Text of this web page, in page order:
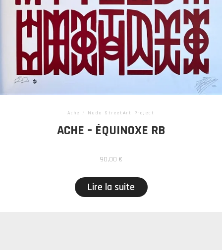
Ache Nudo StreetArt Project
ACHE – ÉQUINOXE RB
90,00 €
Lire la suite